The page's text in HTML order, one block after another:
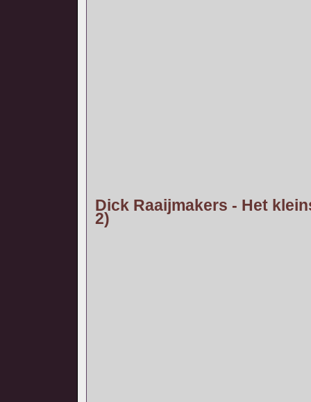
Dick Raaijmakers - Het
2)